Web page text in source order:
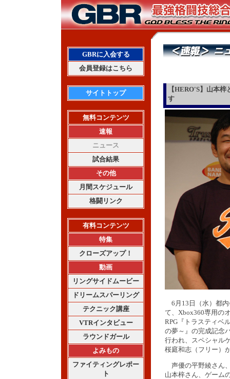
GBRに入会する
会員登録はこちら
サイトトップ
無料コンテンツ
速報
ニュース
試合結果
その他
月間スケジュール
格闘リンク
有料コンテンツ
特集
クローズアップ！
動画
リングサイドムービー
ドリームスパーリング
テクニック講座
VTRインタビュー
ラウンドガール
よみもの
ファイティングレポー
ト
【HERO'S】山本
す
6月13日（水）都内
て、Xbox360専用の
RPG『トラスティベ
の夢～』の完成記念
行われ、スペシャル
桜庭和志（フリー）
声優の平野綾さん
山本梓さん、ゲーム